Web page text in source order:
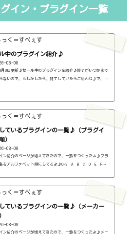
2日後にまさかの一本化を止めるという通知。販売も行われ
イン・プラグイン一覧
っく＝すぺぇす
中のプラグイン紹介♪
08-08
月8日更新♪セール中のプラグインを紹介♪終了がいつかまで
ないので、もしかしたら、終了していたらごめんね♪で、相
（2B Played Music）定価：29.99ドル → 19.99ドル（本家さ
REVERBED（2B Played Music）定価：29.99ドル → 19.99ド
さ...
っく＝すぺぇす
ているプラグインの一覧♪（プラグイ
）
08-09
ン紹介のページが増えてきたので、一覧をつくったよ♪プラ
名をアルファベット順にしてるよ♪0-9 A B C D E F G
CLASSIC（2B Played Music・ディレイ・有料）2B RE
（2B Played Music・リバーブ・有料）2B Shaped Filter（2
Music・フィルタープラグイン・有料）3-Band EQ（Kilohe
・無料）40'S VERY OWN DRUMS（NATIVE INSTRUMENTS・ドラ
っく＝すぺぇす
ているプラグインの一覧♪（メーカー
08-09
ン紹介のページが増えてきたので、一覧をつくったよ♪メー